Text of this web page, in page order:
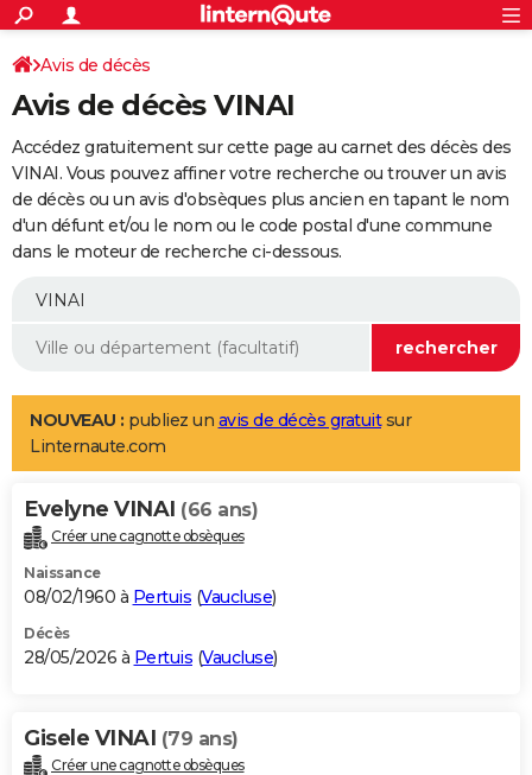
ACTUALITÉS
Politique
Société
Faits Divers
Education
Monde
Villes
+
SPORT
Coupe du monde 2026
Football
Tennis
Cyclisme
Rugby
Forum
Programme TV
TNT
Streaming
Cinéma
Sorties cinéma
Musique
+
FINANCE
Retraite
Impôts
Epargne
Immobilier
Risques naturels par ville
Banque
Assurance
Crédit
AUTO
Essais
Réserver un essai
Citadines
Berlines
SUV
Forum auto
+
Mobiles
Meilleur smartphone
Internet
Ordinateurs
Jeux vidéo
Guide high-tech
Aménagement intérieur
LIFESTYLE
Art de vivre
Bien-être
Loisirs
Mode
Modes de vie
Alimentation
Guide de la santé
Maladies
Médicaments
Sommeil
VOYAGE
Destinations
City break
Voyage nature
Voyage de noces
Forum
Climat
+PHOTO
GUIDES D'ACHAT
BONS PLANS
Carte de Noël
Carte Bonne année
Carte Saint-Valentin
Carte Pâques
Carte d'anniversaire
DICTIONNAIRE
Avis de décès
Avis de décès VINAI
Accédez gratuitement sur cette page au carnet des décès des
VINAI. Vous pouvez affiner votre recherche ou trouver un avis
de décès ou un avis d'obsèques plus ancien en tapant le nom
d'un défunt et/ou le nom ou le code postal d'une commune
dans le moteur de recherche ci-dessous.
NOUVEAU : publiez un avis de décès gratuitsur
Linternaute.com
Evelyne VINAI (66 ans)
Créer une cagnotte obsèques
Naissance
08/02/1960 à Pertuis (Vaucluse)
Décès
28/05/2026 à Pertuis (Vaucluse)
Gisele VINAI (79 ans)
Créer une cagnotte obsèques